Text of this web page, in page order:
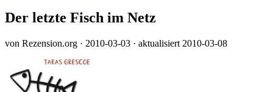
Der letzte Fisch im Netz
von Rezension.org · 2010-03-03 · aktualisiert 2010-03-08